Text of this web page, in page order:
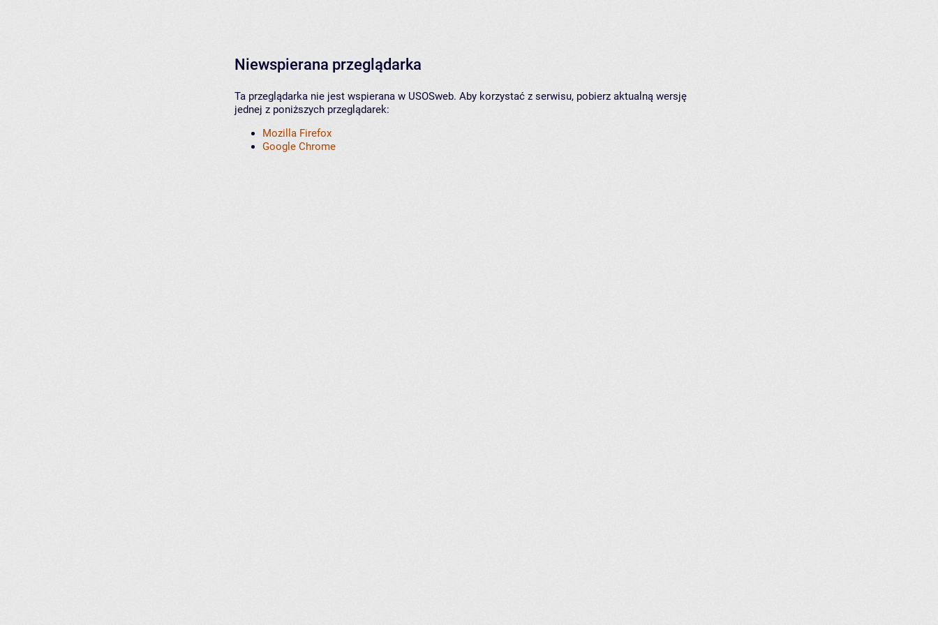
Niewspierana przeglądarka
Ta przeglądarka nie jest wspierana w USOSweb. Aby korzystać z serwisu, pobierz aktualną wersję
jednej z poniższych przeglądarek:
Mozilla Firefox
Google Chrome